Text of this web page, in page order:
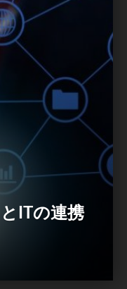
ITの連携